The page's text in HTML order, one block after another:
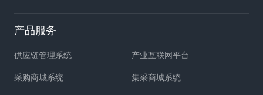
产品服务
供应链管理系统 产业互联网平台
采购商城系统 集采商城系统